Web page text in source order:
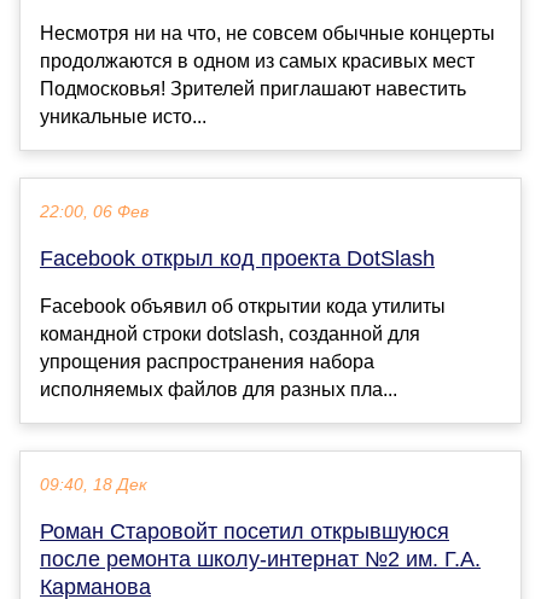
Несмотря ни на что, не совсем обычные концерты
продолжаются в одном из самых красивых мест
Подмосковья! Зрителей приглашают навестить
уникальные исто...
22:00, 06 Фев
Facebook открыл код проекта DotSlash
Facebook объявил об открытии кода утилиты
командной строки dotslash, созданной для
упрощения распространения набора
исполняемых файлов для разных пла...
09:40, 18 Дек
Роман Старовойт посетил открывшуюся
после ремонта школу-интернат №2 им. Г.А.
Карманова